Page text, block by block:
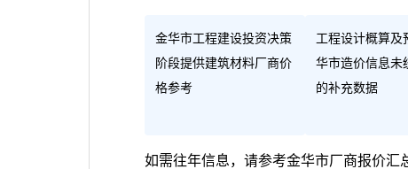
金华市工程建设投资决策
阶段提供建筑材料厂商价
格参考
工程设计概算及
华市造价信息未
的补充数据
如需往年信息，请参考金华市厂商报价汇